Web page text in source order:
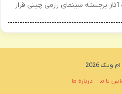
برجسته سینمای رزمی چینی قرار
ویک 2026
با ما درباره ما